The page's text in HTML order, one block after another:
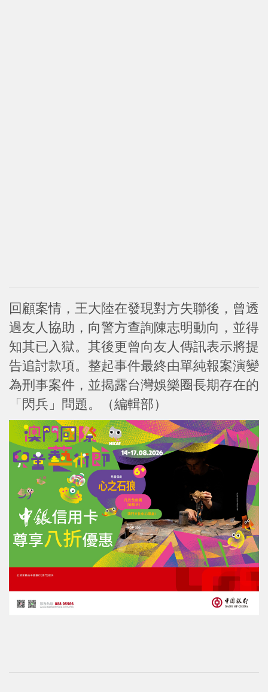
回顧案情，王大陸在發現對方失聯後，曾透
過友人協助，向警方查詢陳志明動向，並得
知其已入獄。其後更曾向友人傳訊表示將提
告追討款項。整起事件最終由單純報案演變
為刑事案件，並揭露台灣娛樂圈長期存在的
「閃兵」問題。（編輯部）